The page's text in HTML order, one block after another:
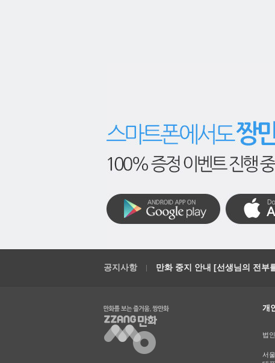
공지사항 만화 중지 안내 [선생님의 전부
개
법
서